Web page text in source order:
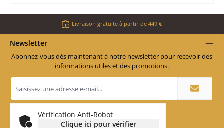
Livraison gratuite à partir de 449 €
Newsletter
Abonnez-vous dès maintenant à notre newsletter pour recevoir des
informations utiles et des promotions.
e-
mail
*
Vérification Anti-Robot
Clique ici pour vérifier